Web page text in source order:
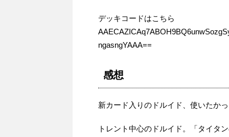
デッキコードはこちら
ngasngYAAA==
感想
新カード入りのドルイド、使いたか
トレント中心のドルイド。「タイタ